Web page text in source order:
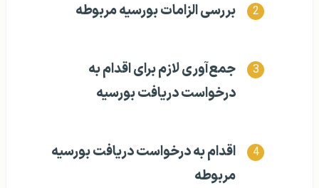
بررسی الزامات بورسیه مربوطه
جمع‌آوری لازم برای اقدام به
درخواست دریافت بورسیه
اقدام به درخواست دریافت بورسیه
مربوطه